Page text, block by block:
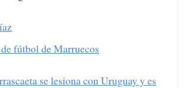
fútbol de Marruecos
se lesiona con Uruguay y es